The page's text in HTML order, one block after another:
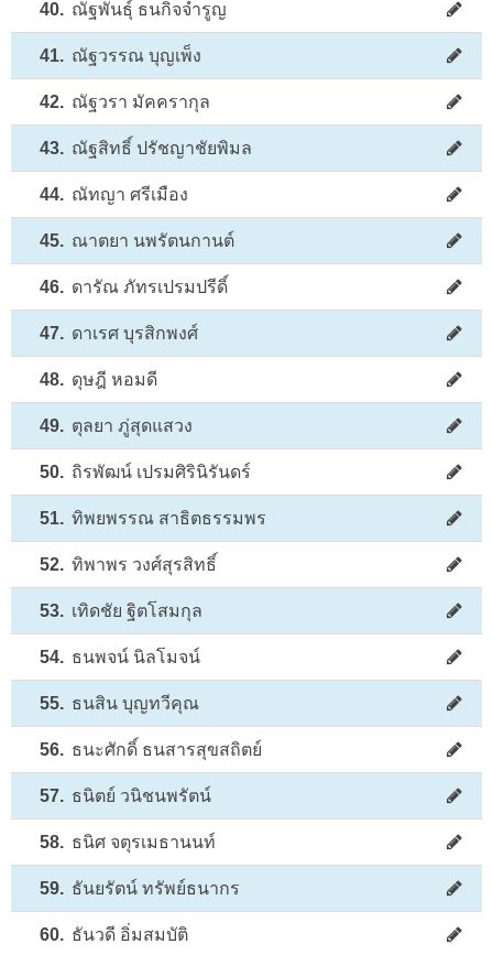
40. ณัฐพันธุ์ ธนกิจจำรูญ
41. ณัฐวรรณ บุญเพ็ง
42. ณัฐวรา มัคครากุล
43. ณัฐสิทธิ์ ปรัชญาชัยพิมล
44. ณัทญา ศรีเมือง
45. ณาตยา นพรัตนกานต์
46. ดารัณ ภัทรเปรมปรีดิ์
47. ดาเรศ บุรสิกพงศ์
48. ดุษฎี หอมดี
49. ตุลยา ภู่สุดแสวง
50. ถิรพัฒน์ เปรมศิรินิรันดร์
51. ทิพยพรรณ สาธิตธรรมพร
52. ทิพาพร วงศ์สุรสิทธิ์
53. เทิดชัย ฐิตโสมกุล
54. ธนพจน์ นิลโมจน์
55. ธนสิน บุญทวีคุณ
56. ธนะศักดิ์ ธนสารสุขสถิตย์
57. ธนิตย์ วนิชนพรัตน์
58. ธนิศ จตุรเมธานนท์
59. ธันยรัตน์ ทรัพย์ธนากร
60. ธันวดี อิ่มสมบัติ